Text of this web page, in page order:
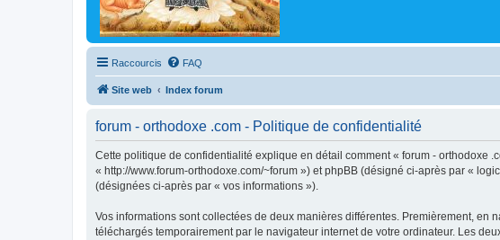
Raccourcis FAQ
Site web Index forum
forum - orthodoxe .com - Politique de confidentialité
Cette politique de confidentialité explique en détail comment « forum - orthodoxe
« http://www.forum-orthodoxe.com/~forum ») et phpBB (désigné ci-après par «
(désignées ci-après par « vos informations »).
Vos informations sont collectées de deux manières différentes. Premièrement,
téléchargés temporairement par le navigateur internet de votre ordinateur. Les